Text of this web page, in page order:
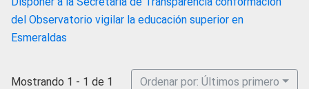
del Observatorio vigilar la educación superior en
Esmeraldas
Mostrando 1 - 1 de 1 Ordenar por: Últimos primero